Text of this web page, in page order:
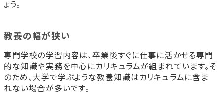
ょう。
教養の幅が狭い
専門学校の学習内容は、卒業後すぐに仕事に活かせる専門
的な知識や実務を中心にカリキュラムが組まれています。そ
のため、大学で学ぶような教養知識はカリキュラムに含ま
れない場合が多いです。